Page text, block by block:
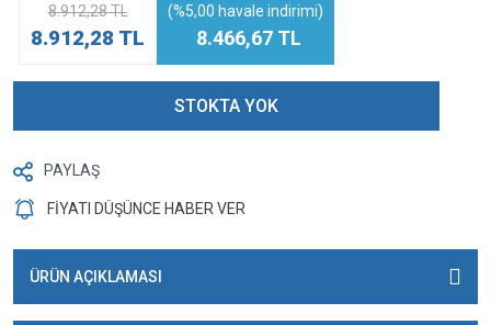
8.912,28 TL
8.912,28 TL
(%5,00 havale indirimi)
8.466,67 TL
STOKTA YOK
PAYLAŞ
FİYATI DÜŞÜNCE HABER VER
ÜRÜN AÇIKLAMASI